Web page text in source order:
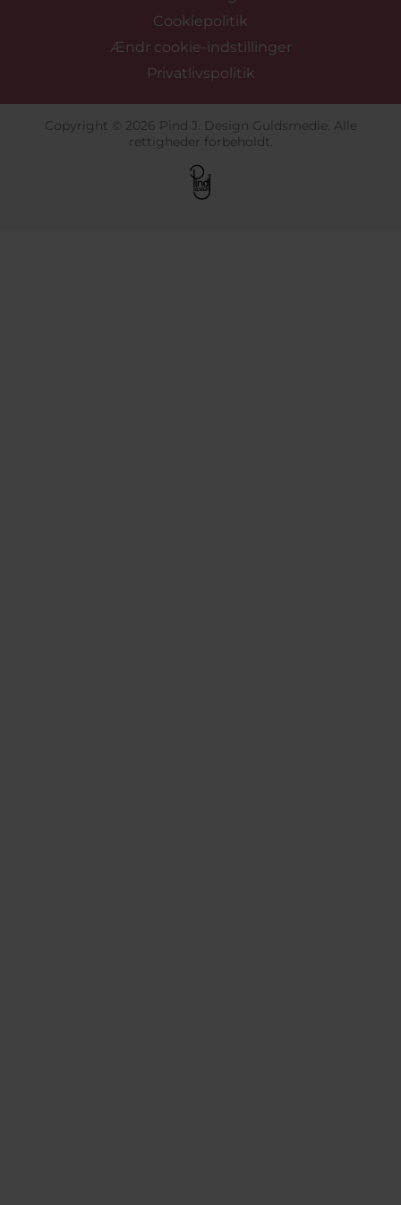
Cookiepolitik
Ændr cookie-indstillinger
Privatlivspolitik
Copyright © 2026 Pind J. Design Guldsmedie. Alle
rettigheder forbeholdt.